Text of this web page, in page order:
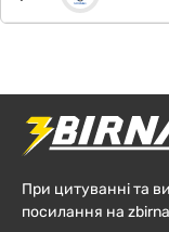
При цитуванні та
посилання на